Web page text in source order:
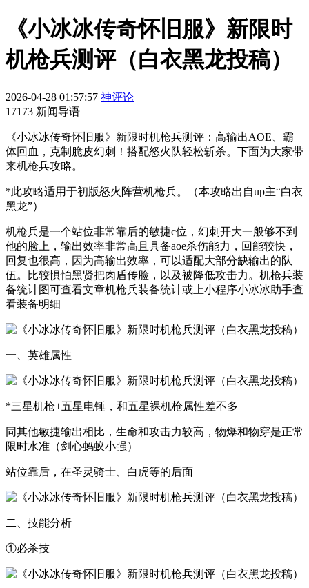
《小冰冰传奇怀旧服》新限时
机枪兵测评（白衣黑龙投稿）
2026-04-28 01:57:57 神评论
17173 新闻导语
《小冰冰传奇怀旧服》新限时机枪兵测评：高输出AOE、霸
体回血，克制脆皮幻刺！搭配怒火队轻松斩杀。下面为大家带
来机枪兵攻略。
*此攻略适用于初版怒火阵营机枪兵。（本攻略出自up主“白衣
黑龙”）
机枪兵是一个站位非常靠后的敏捷c位，幻刺开大一般够不到
他的脸上，输出效率非常高且具备aoe杀伤能力，回能较快，
回复也很高，因为高输出效率，可以适配大部分缺输出的队
伍。比较惧怕黑贤把肉盾传脸，以及被降低攻击力。机枪兵装
备统计图可查看文章机枪兵装备统计或上小程序小冰冰助手查
看装备明细
一、英雄属性
*三星机枪+五星电锤，和五星裸机枪属性差不多
同其他敏捷输出相比，生命和攻击力较高，物爆和物穿是正常
限时水准（剑心蚂蚁小强）
站位靠后，在圣灵骑士、白虎等的后面
二、技能分析
①必杀技